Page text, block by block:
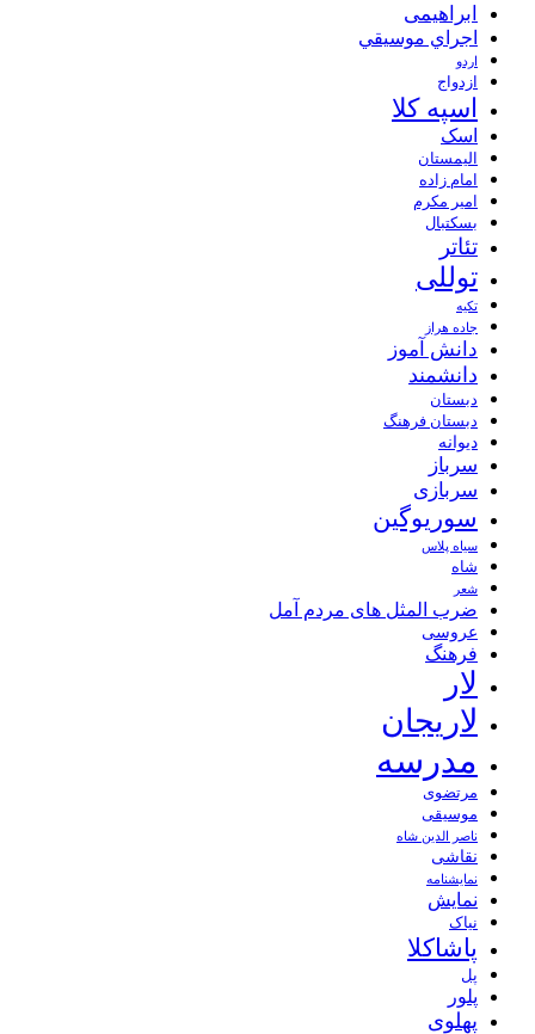
ابراهیمی
اجراي موسيقي
اردو
ازدواج
اسپه کلا
اسک
الیمستان
امام زاده
امیر مکرم
بسکتبال
تئاتر
توللی
تکیه
جاده هراز
دانش آموز
دانشمند
دبستان
دبستان فرهنگ
دیوانه
سرباز
سربازی
سوریوگین
سیاه پلاس
شاه
شعر
ضرب المثل های مردم آمل
عروسی
فرهنگ
لار
لاریجان
مدرسه
مرتضوی
موسیقی
ناصر الدین شاه
نقاشی
نمايشنامه
نمایش
نیاک
پاشاکلا
پل
پلور
پهلوی